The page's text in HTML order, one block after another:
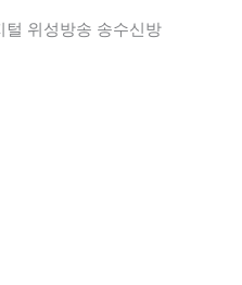
털 위성방송 송수신방